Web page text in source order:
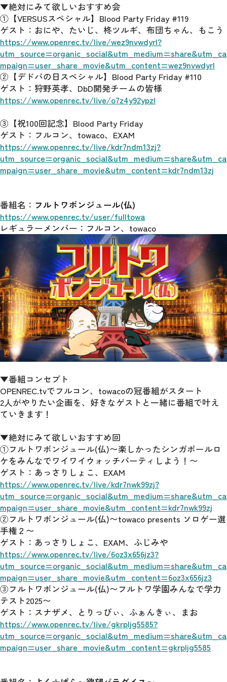
▼絶対にみて欲しいおすすめ会
①【VERSUSスペシャル】Blood Party Friday #119
ゲスト：おにや、たいじ、柊ツルギ、布団ちゃん、もこう
https://www.openrec.tv/live/wez9nvwdyrl?
utm_source=organic_social&utm_medium=share&utm_ca
mpaign=user_share_movie&utm_content=wez9nvwdyrl
②【デドバの日スペシャル】Blood Party Friday #110
ゲスト：狩野英孝、DbD開発チームの皆様
https://www.openrec.tv/live/o7z4y92ypzl
③【祝100回記念】Blood Party Friday
ゲスト：フルコン、towaco、EXAM
https://www.openrec.tv/live/kdr7ndm13zj?
utm_source=organic_social&utm_medium=share&utm_ca
mpaign=user_share_movie&utm_content=kdr7ndm13zj
番組名： フルトワボンジュール(仏)
https://www.openrec.tv/user/fulltowa
レギュラーメンバー：フルコン、towaco
▼番組コンセプト
OPENREC.tvでフルコン、towacoの冠番組がスタート
2人がやりたい企画を、好きなゲストと一緒に番組で叶え
ていきます！
▼絶対にみて欲しいおすすめ回
①フルトワボンジュール(仏)〜楽しかったシンガポールロ
ケをみんなでワイワイウォッチパーティしよう！〜
ゲスト：あっさりしょこ、EXAM
https://www.openrec.tv/live/kdr7nwk99zj?
utm_source=organic_social&utm_medium=share&utm_ca
mpaign=user_share_movie&utm_content=kdr7nwk99zj
②フルトワボンジュール(仏)〜towaco presents ソロゲー選
手権２〜
ゲスト：あっさりしょこ、EXAM、ふじみや
https://www.openrec.tv/live/6oz3x656jz3?
utm_source=organic_social&utm_medium=share&utm_ca
mpaign=user_share_movie&utm_content=6oz3x656jz3
③フルトワボンジュール(仏)〜フルトワ学園みんなで学力
テスト2025〜
ゲスト：スナザメ、とりっぴぃ、ふぁんきぃ、まお
https://www.openrec.tv/live/gkrpljg5585?
utm_source=organic_social&utm_medium=share&utm_ca
mpaign=user_share_movie&utm_content=gkrpljg5585